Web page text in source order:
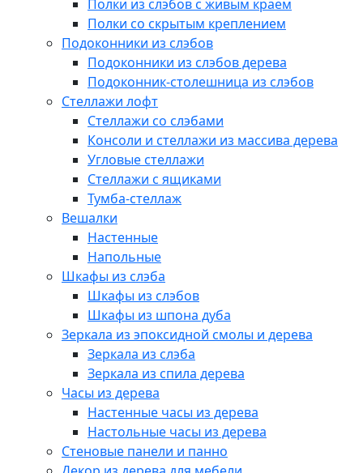
Полки из слэбов с живым краем
Полки со скрытым креплением
Подоконники из слэбов
Подоконники из слэбов дерева
Подоконник-столешница из слэбов
Стеллажи лофт
Стеллажи со слэбами
Консоли и стеллажи из массива дерева
Угловые стеллажи
Стеллажи с ящиками
Тумба-стеллаж
Вешалки
Настенные
Напольные
Шкафы из слэба
Шкафы из слэбов
Шкафы из шпона дуба
Зеркала из эпоксидной смолы и дерева
Зеркала из слэба
Зеркала из спила дерева
Часы из дерева
Настенные часы из дерева
Настольные часы из дерева
Стеновые панели и панно